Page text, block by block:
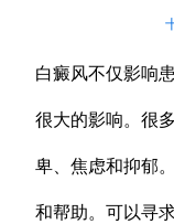
白癜风不仅影响
很大的影响。很
卑、焦虑和抑郁
和帮助。可以寻